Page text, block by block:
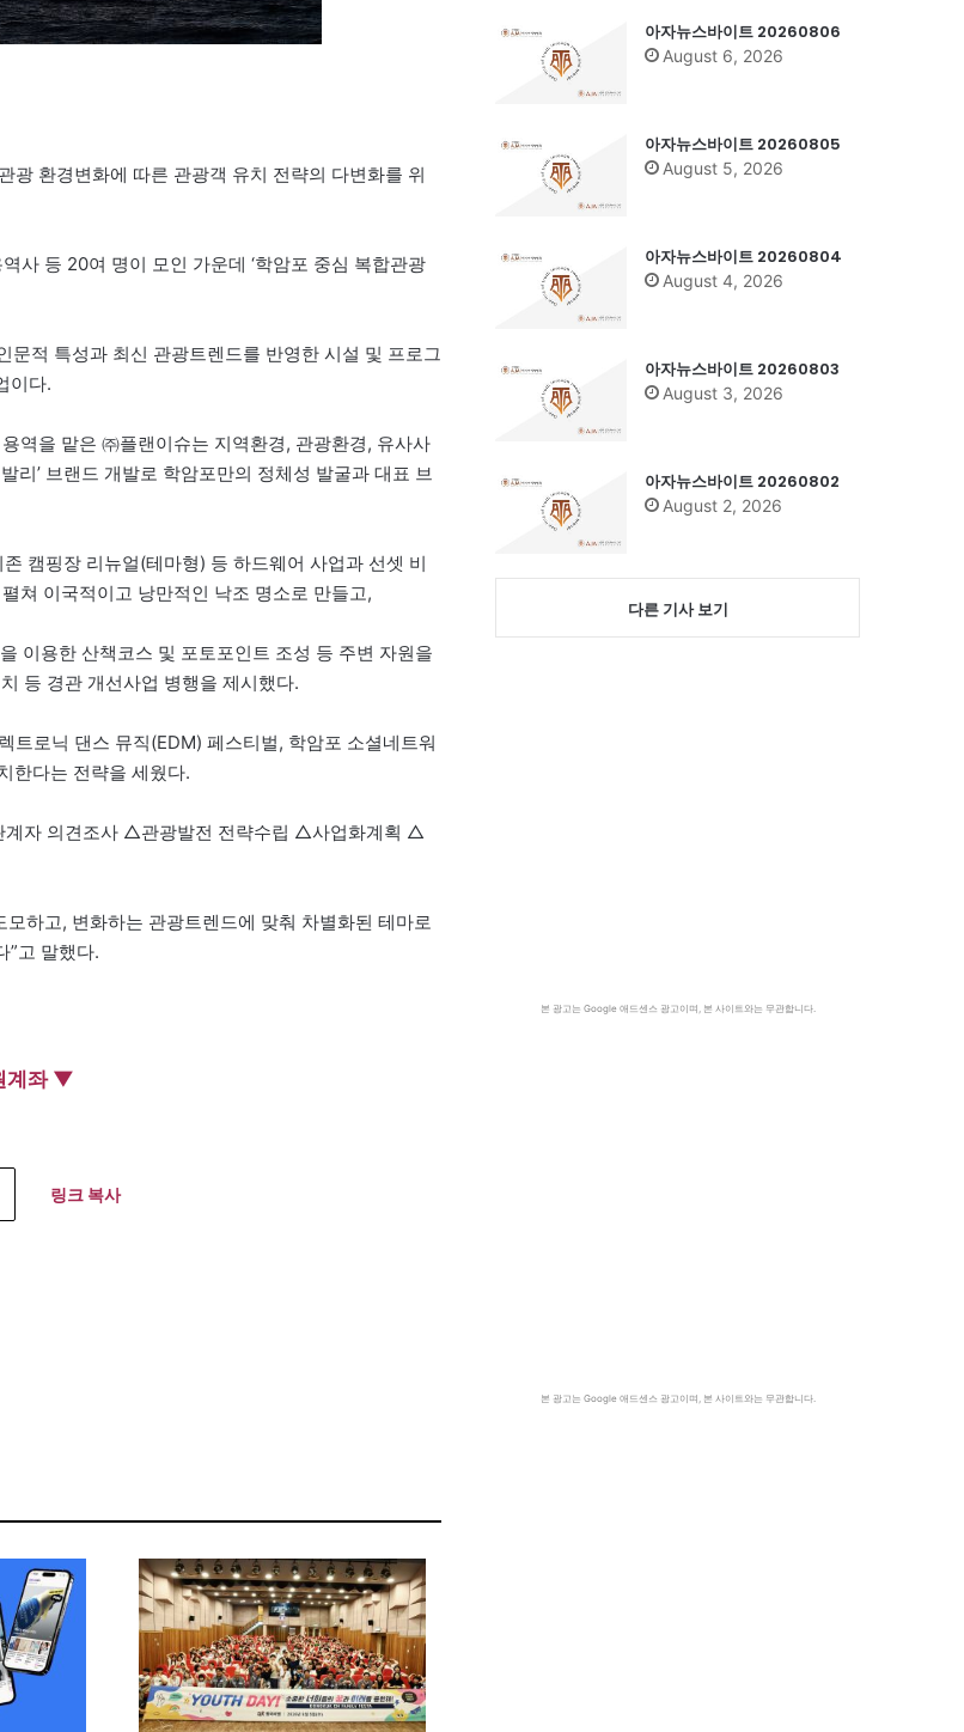
환경변화에 따른 관광객 유치 전략의 다변화를 위
사 등 20여 명이 모인 가운데 ‘학암포 중심 복합관광
문적 특성과 최신 관광트렌드를 반영한 시설 및 프로그
이다.
역을 맡은 ㈜플랜이슈는 지역환경, 관광환경, 유사사
리’ 브랜드 개발로 학암포만의 정체성 발굴과 대표 브
캠핑장 리뉴얼(테마형) 등 하드웨어 사업과 선셋 비
쳐 이국적이고 낭만적인 낙조 명소로 만들고,
이용한 산책코스 및 포토포인트 조성 등 주변 자원을
등 경관 개선사업 병행을 제시했다.
트로닉 댄스 뮤직(EDM) 페스티벌, 학암포 소셜네트워
한다는 전략을 세웠다.
자 의견조사 △관광발전 전략수립 △사업화계획 △
하고, 변화하는 관광트렌드에 맞춰 차별화된 테마로
”고 말했다.
계좌 ▼
링크 복사
아자뉴스바이트 20260806
August 6, 2026
아자뉴스바이트 20260805
August 5, 2026
아자뉴스바이트 20260804
August 4, 2026
아자뉴스바이트 20260803
August 3, 2026
아자뉴스바이트 20260802
August 2, 2026
다른 기사 보기
본 광고는 Google 애드센스 광고이며, 본 사이트와는 무관합니다.
본 광고는 Google 애드센스 광고이며, 본 사이트와는 무관합니다.